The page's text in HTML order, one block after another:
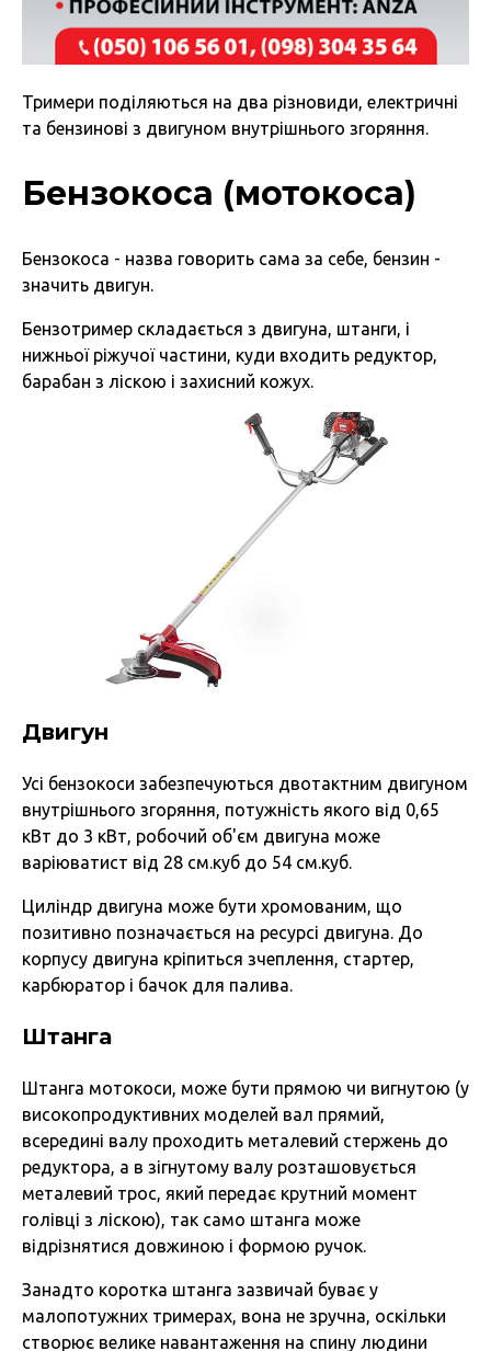
Тримери поділяються на два різновиди, електричні
та бензинові з двигуном внутрішнього згоряння.
Бензокоса (мотокоса)
Бензокоса - назва говорить сама за себе, бензин -
значить двигун.
Бензотример складається з двигуна, штанги, і
нижньої ріжучої частини, куди входить редуктор,
барабан з ліскою і захисний кожух.
Двигун
Усі бензокоси забезпечуються двотактним двигуном
внутрішнього згоряння, потужність якого від 0,65
кВт до 3 кВт, робочий об'єм двигуна може
варіюватист від 28 см.куб до 54 см.куб.
Циліндр двигуна може бути хромованим, що
позитивно позначається на ресурсі двигуна. До
корпусу двигуна кріпиться зчеплення, стартер,
карбюратор і бачок для палива.
Штанга
Штанга мотокоси, може бути прямою чи вигнутою (у
високопродуктивних моделей вал прямий,
всередині валу проходить металевий стержень до
редуктора, а в зігнутому валу розташовується
металевий трос, який передає крутний момент
голівці з ліскою), так само штанга може
відрізнятися довжиною і формою ручок.
Занадто коротка штанга зазвичай буває у
малопотужних тримерах, вона не зручна, оскільки
створює велике навантаження на спину людини